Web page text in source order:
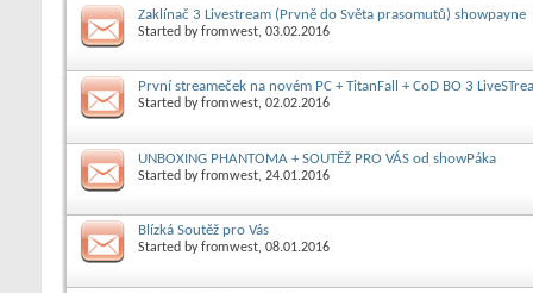
Zaklínač 3 Livestream (Prvně do Světa prasomutů) showpayne
Started byfromwest, 03.02.2016
První streameček na novém PC + TitanFall + CoD BO 3
Started byfromwest, 02.02.2016
UNBOXING PHANTOMA + SOUTĚŽ PRO VÁS od showPáka
Started byfromwest, 24.01.2016
Blízká Soutěž pro Vás
Started byfromwest, 08.01.2016